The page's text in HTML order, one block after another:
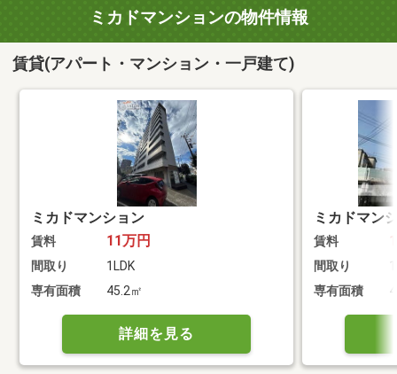
ミカドマンションの物件情報
賃貸(アパート・マンション・一戸建て)
ミカドマンション
賃料 11万円
間取り
1LDK
専有面積
45.2㎡
詳細を見る
ミカドマン
賃料
間取り
専有面積